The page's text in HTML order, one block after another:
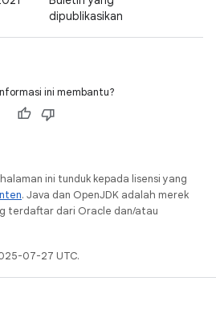
dipublikasikan
ini membantu?
ini tunduk kepada lisensi yang
. Java dan OpenJDK adalah merek
terdaftar dari Oracle dan/atau
07-27 UTC.